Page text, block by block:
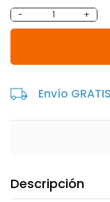
- +
Envío
Descripción